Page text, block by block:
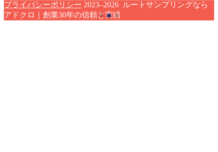
プライバシーポリシー 2023–2026 ルートサンプリングなら
アドクロ｜創業30年の信頼と実績